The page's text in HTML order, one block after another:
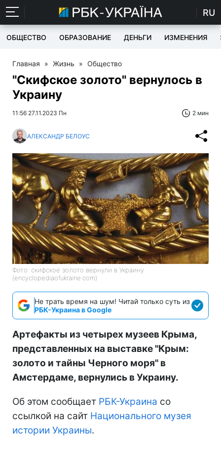
RU
ОБЩЕСТВО ОБРАЗОВАНИЕ ДЕНЬГИ ИЗМЕНЕНИЯ
Главная » Жизнь » Общество
"Скифское золото" вернулось в
Украину
11:56 27.11.2023 Пн 2 мин
АЛЕКСАНДР БЕЛОУС
Фото: скифское золото вернули в Украину
(encyclopediaofukraine.com)
Не трать время на шум! Читай только суть из
РБК-Украина в Google
Артефакты из четырех музеев Крыма,
представленных на выставке "Крым:
золото и тайны Черного моря" в
Амстердаме, вернулись в Украину.
Об этом сообщает РБК-Украина со
ссылкой на сайт Национального музея
истории Украины.